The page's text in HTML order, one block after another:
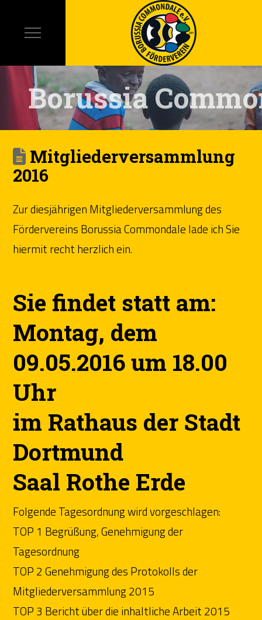
Borussia
Mitgliederversammlung
2016
Zur diesjährigen Mitgliederversammlung des
Fördervereins Borussia Commondale lade ich Sie
hiermit recht herzlich ein.
Sie findet statt am:
Montag, dem
09.05.2016 um 18.00
Uhr
im Rathaus der Stadt
Dortmund
Saal Rothe Erde
Folgende Tagesordnung wird vorgeschlagen:
TOP 1 Begrüßung, Genehmigung der
Tagesordnung
TOP 2 Genehmigung des Protokolls der
Mitgliederversammlung 2015
TOP 3 Bericht über die inhaltliche Arbeit 2015